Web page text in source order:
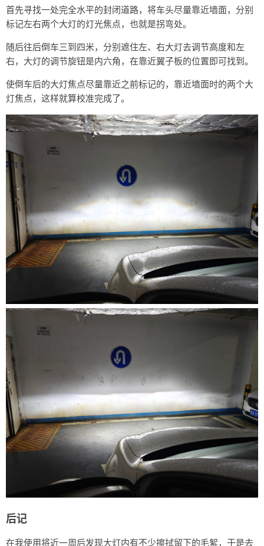
首先寻找一处完全水平的封闭道路，将车头尽量靠近墙面，分别
标记左右两个大灯的灯光焦点，也就是拐弯处。
随后往后倒车三到四米，分别遮住左、右大灯去调节高度和左
右，大灯的调节旋钮是内六角，在靠近翼子板的位置即可找到。
使倒车后的大灯焦点尽量靠近之前标记的，靠近墙面时的两个大
灯焦点，这样就算校准完成了。
后记
在我使用将近一周后发现大灯内有不少擦拭留下的毛絮，于是去